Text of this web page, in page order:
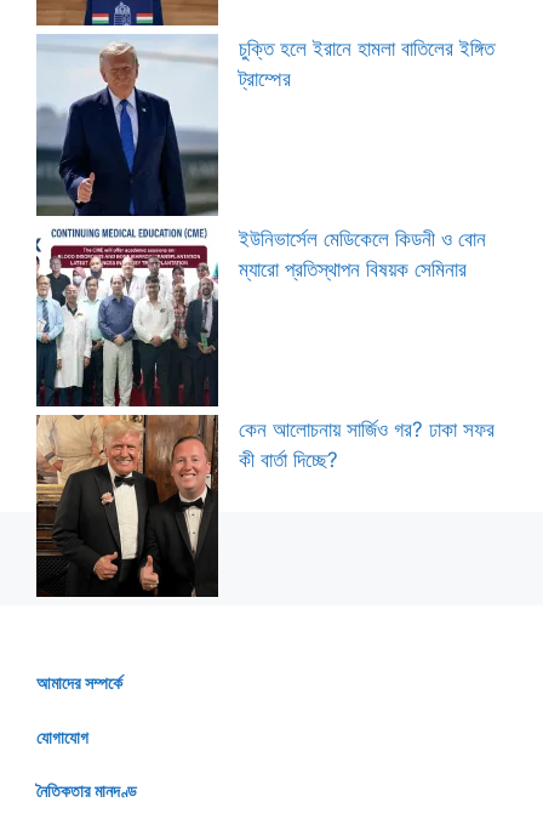
চুক্তি হলে ইরানে হামলা বাতিলের ইঙ্গিত
ট্রাম্পের
ইউনিভার্সেল মেডিকেলে কিডনী ও বোন
ম্যারো প্রতিস্থাপন বিষয়ক সেমিনার
কেন আলোচনায় সার্জিও গর? ঢাকা সফর
কী বার্তা দিচ্ছে?
আমাদের সম্পর্কে
যোগাযোগ
নৈতিকতার মানদণ্ড